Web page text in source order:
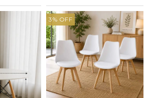
3% OFF